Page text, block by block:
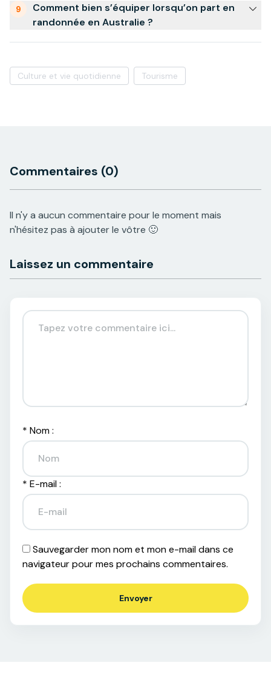
Sur la thématique des animaux d’Australie,
voici deux articles qui devraient vous
dangereux d’Australie.
9
Comment bien s’équiper lorsqu’on part en
randonnée en Australie ?
Culture et vie quotidienne Tourisme
Commentaires (0)
Il n'y a aucun commentaire pour le moment mais
n'hésitez pas à ajouter le vôtre 🙂
Laissez un commentaire
* Nom :
* E-mail :
Sauvegarder mon nom et mon e-mail dans ce
navigateur pour mes prochains commentaires.